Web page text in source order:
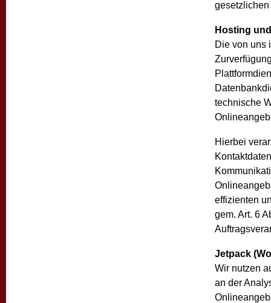
Hosting
Die von uns
technische
Hierbei
effizienten
gem. Art. 6
Jetpack
Wir nutzen
an der